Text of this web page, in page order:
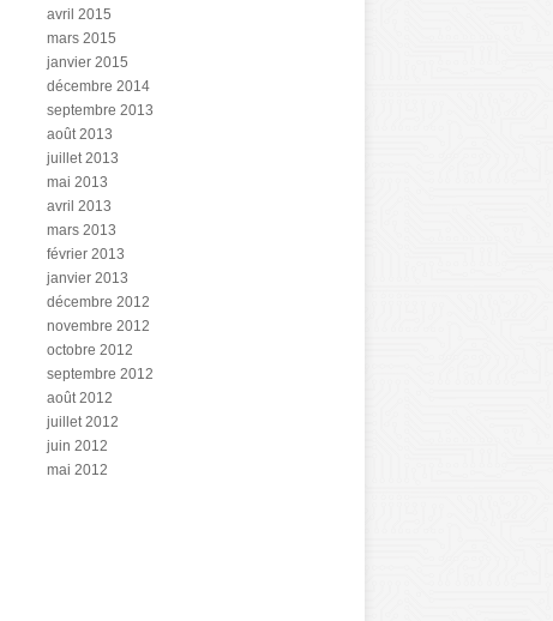
avril 2015
mars 2015
janvier 2015
décembre 2014
septembre 2013
août 2013
juillet 2013
mai 2013
avril 2013
mars 2013
février 2013
janvier 2013
décembre 2012
novembre 2012
octobre 2012
septembre 2012
août 2012
juillet 2012
juin 2012
mai 2012